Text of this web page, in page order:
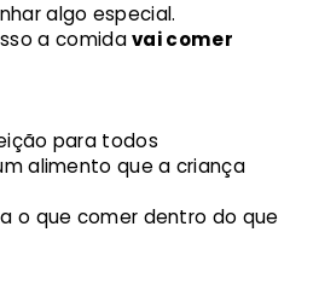
algo especial.
a comidavai comer
para todos
alimento que a criança
o que comer dentro do que